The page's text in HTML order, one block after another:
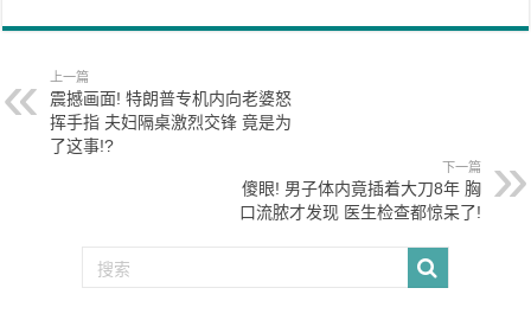
上一篇
震撼画面! 特朗普专机内向老婆怒
挥手指 夫妇隔桌激烈交锋 竟是为
了这事!?
下一篇
傻眼! 男子体内竟插着大刀8年 胸
口流脓才发现 医生检查都惊呆了!